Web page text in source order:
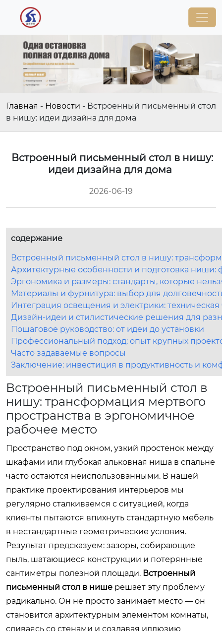
Главная - Новости - Встроенный письменный стол
в нишу: идеи дизайна для дома
Встроенный письменный стол в нишу:
идеи дизайна для дома
2026-06-19
содержание
Встроенный письменный стол в нишу:
Архитектурные особенности и подготовка ниши:
Эргономика и размеры: стандарты, которые
Материалы и фурнитура: выбор для
Интеграция освещения и электрики: техническая
Дизайн-идеи и стилистические решения для
Пошаговое руководство: от идеи до установки
Профессиональный подход: опыт крупных
Часто задаваемые вопросы
Заключение: инвестиция в продуктивность и
Встроенный письменный стол в
нишу: трансформация мертвого
пространства в эргономичное
рабочее место
Пространство под окном, узкий простенок между
шкафами или глубокая альковная ниша в спальне
часто остаются неиспользованными. В нашей
практике проектирования интерьеров мы
регулярно сталкиваемся с ситуацией, когда
клиенты пытаются впихнуть стандартную мебель
в нестандартные геометрические условия.
Результат предсказуем: зазоры, собирающие
пыль, шатающиеся конструкции и потерянные
сантиметры полезной площади. Встроенный
письменный стол в нише решает эту проблему
радикально. Он не просто занимает место — он
становится архитектурным элементом комнаты,
сливаясь со стенами и создавая иллюзию